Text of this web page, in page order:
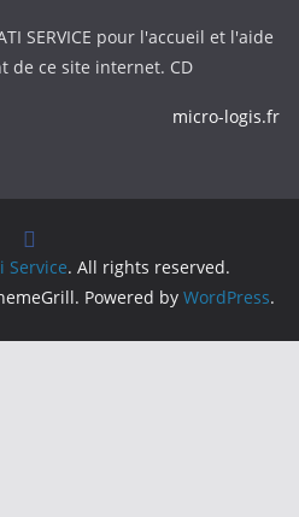
SERVICE pour l'accueil et l'aide
de ce site internet. CD
micro-logis.fr
Service. All rights reserved.
Powered by WordPress.